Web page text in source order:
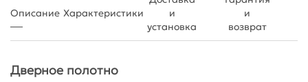
Описание Характеристики
и
установка
и
возврат
Дверное полотно